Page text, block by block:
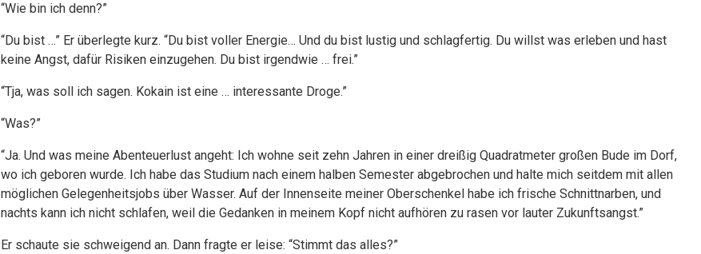
“Wie bin ich denn?”
“Du bist …” Er überlegte kurz. “Du bist voller Energie… Und du bist lustig und schlagfertig. Du willst was erleben und hast
keine Angst, dafür Risiken einzugehen. Du bist irgendwie … frei.”
“Tja, was soll ich sagen. Kokain ist eine … interessante Droge.”
“Was?”
“Ja. Und was meine Abenteuerlust angeht: Ich wohne seit zehn Jahren in einer dreißig Quadratmeter großen Bude im Dorf,
wo ich geboren wurde. Ich habe das Studium nach einem halben Semester abgebrochen und halte mich seitdem mit allen
möglichen Gelegenheitsjobs über Wasser. Auf der Innenseite meiner Oberschenkel habe ich frische Schnittnarben, und
nachts kann ich nicht schlafen, weil die Gedanken in meinem Kopf nicht aufhören zu rasen vor lauter Zukunftsangst.”
Er schaute sie schweigend an. Dann fragte er leise: “Stimmt das alles?”